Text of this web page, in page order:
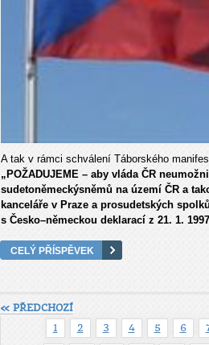
A tak v rámci schválení Táborského
„POŽADUJEME – aby vláda ČR
sudetoněmeckýsněmů na území ČR a
kanceláře v Praze a prosudetských
s Česko–německou deklarací z 21. 1.
CELÝ PŘÍSPĚVEK
« PŘEDCHOZÍ
1
2 3 4 5 6